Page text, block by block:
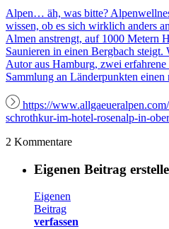
Alpen… äh, was bitte?
wissen, ob es sich wirklich anders
Almen anstrengt, auf 1000 Metern
Saunieren in einen Bergbach
Autor aus Hamburg, zwei
Sammlung an Länderpunkten
https://
schrothkur-im-hotel-rosenalp-in-
2 Kommentare
Eigenen Beitrag
Eigenen
Beitrag
verfassen